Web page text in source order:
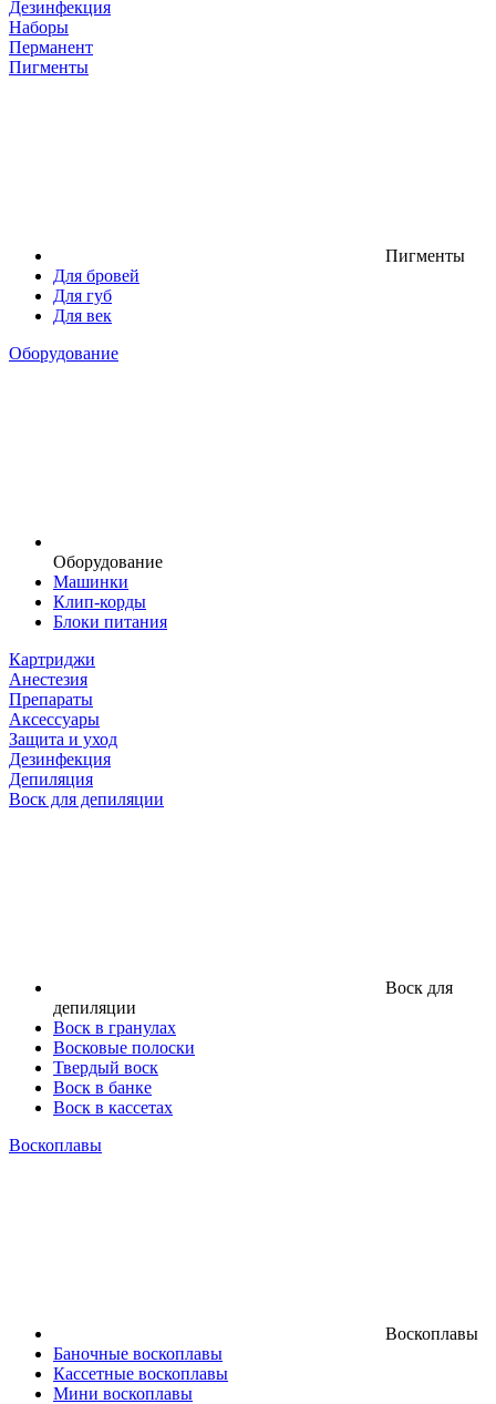
Дезинфекция
Наборы
Перманент
Пигменты
Пигменты
Для бровей
Для губ
Для век
Оборудование
Оборудование
Машинки
Клип-корды
Блоки питания
Картриджи
Анестезия
Препараты
Аксессуары
Защита и уход
Дезинфекция
Депиляция
Воск для депиляции
Воск для
депиляции
Воск в гранулах
Восковые полоски
Твердый воск
Воск в банке
Воск в кассетах
Воскоплавы
Воскоплавы
Баночные воскоплавы
Кассетные воскоплавы
Мини воскоплавы